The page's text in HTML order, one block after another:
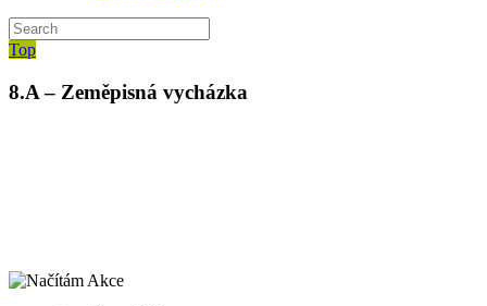
Top
8.A – Zeměpisná vycházka